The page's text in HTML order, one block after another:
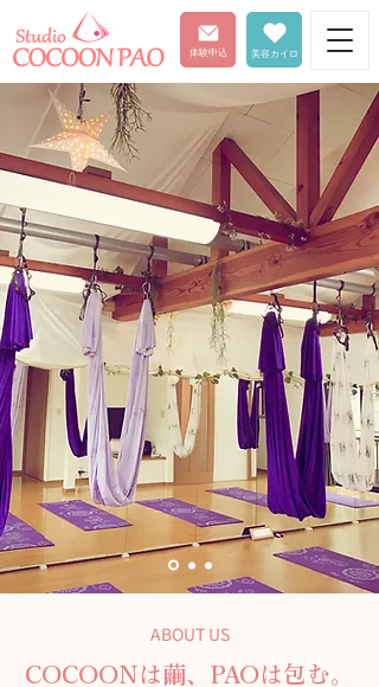
体験申込 美容カイロ
ABOUT US
COCOONは繭、PAOは包む。